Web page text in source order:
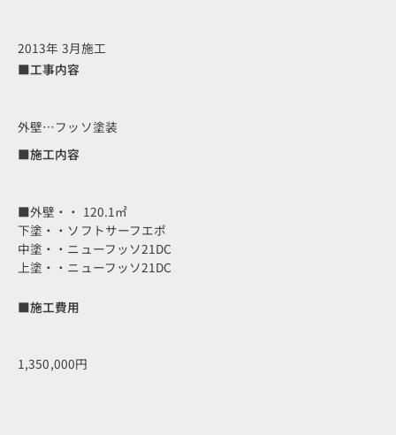
2013年 3月施工
■工事内容
外壁…フッソ塗装
■施工内容
■外壁・・ 120.1㎡
下塗・・ソフトサーフエポ
中塗・・ニューフッソ21DC
上塗・・ニューフッソ21DC
■施工費用
1,350,000円